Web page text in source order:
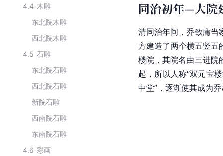
4.4 木雕
东北院木雕
西北院木雕
4.5 石雕
东北院石雕
西北院石雕
新院石雕
西南院石雕
东南院石雕
4.6 彩画
同治初年—大院
清同治年间，乔致庸当
方建造了两个横五竖五
楼院，其院名由三进院
起，所以人称“双元宝楼
中堂”，逐渐使其成为